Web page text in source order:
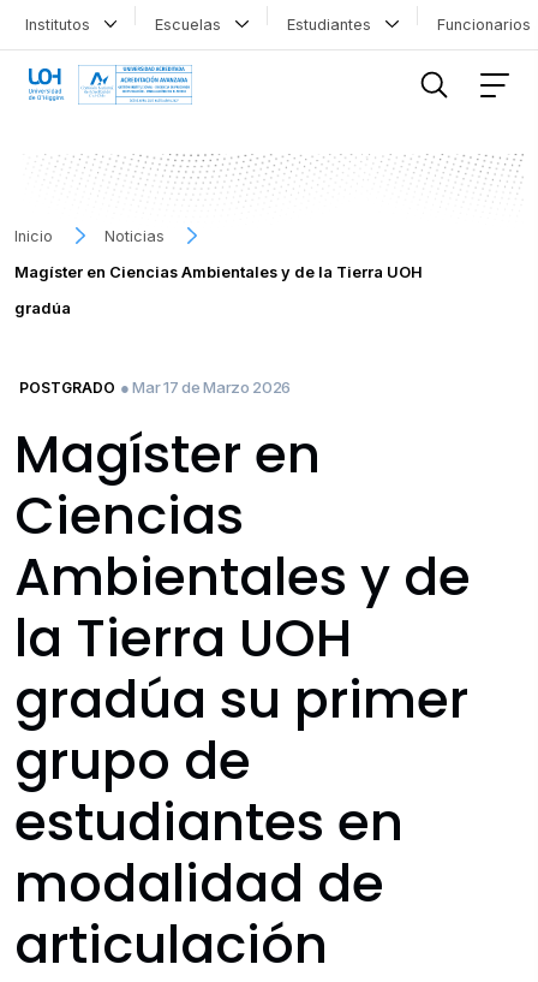
Institutos Escuelas Estudiantes
Inicio
Noticias
Magíster en Ciencias Ambientales y de la Tierra UOH
gradúa
POSTGRADO ● Mar 17 de Marzo 2026
Magíster en
Ciencias
Ambientales y de
la Tierra UOH
gradúa su primer
grupo de
estudiantes en
modalidad de
articulación